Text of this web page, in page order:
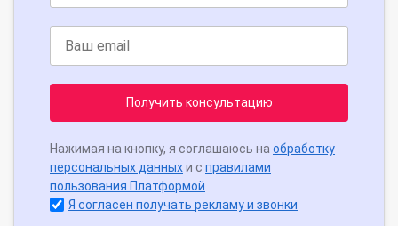
Получить консультацию
Нажимая на кнопку, я соглашаюсь на обработку
персональных данныхи с правилами
пользования Платформой
Я согласен получать рекламу и звонки